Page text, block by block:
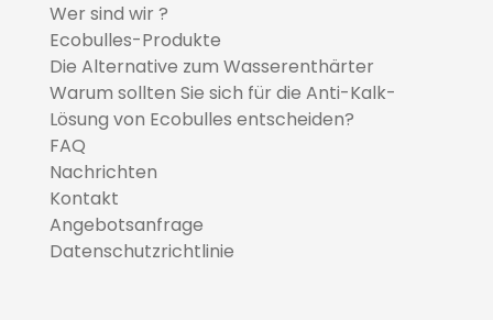
Wer sind wir ?
Ecobulles-Produkte
Die Alternative zum Wasserenthärter
Warum sollten Sie sich für die Anti-Kalk-
Lösung von Ecobulles entscheiden?
FAQ
Nachrichten
Kontakt
Angebotsanfrage
Datenschutzrichtlinie